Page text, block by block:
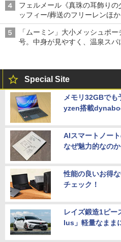
フェルメール《真珠の耳飾り
ッフィー/葬送のフリーレンほ
「ムーミン」大小メッシュポ
号。中身が見やすく、温泉スパ
Special Site
メモリ32GBで
yzen搭載
AIスマートノー
なぜ魅力的なのか
性能の良いお得
チェック！
レイズ鍛造1ピー
lus」軽量なまま